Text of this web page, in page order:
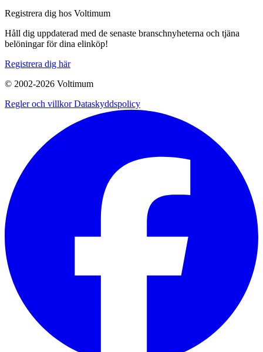
Registrera dig hos Voltimum
Håll dig uppdaterad med de senaste branschnyheterna och tjäna
belöningar för dina elinköp!
Registrera dig här
© 2002-2026 Voltimum
Regler och villkorDataskyddspolicy